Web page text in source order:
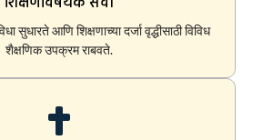
सुधारते आणि शिक्षणाच्या दर्जा वृद्धीसाठी विविध
शैक्षणिक उपक्रम राबवते.